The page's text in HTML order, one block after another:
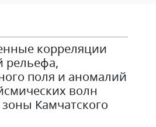
корреляции
рельефа,
поля и аномалий
волн
Камчатского